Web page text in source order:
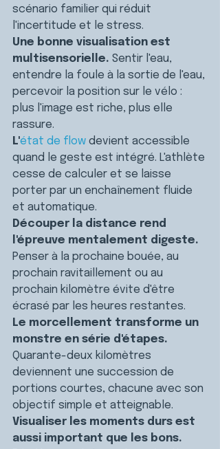
scénario familier qui réduit
l'incertitude et le stress.
Une bonne visualisation est
multisensorielle. Sentir l'eau,
entendre la foule à la sortie de l'eau,
percevoir la position sur le vélo :
plus l'image est riche, plus elle
rassure.
L'état de flow devient accessible
quand le geste est intégré. L'athlète
cesse de calculer et se laisse
porter par un enchaînement fluide
et automatique.
Découper la distance rend
l'épreuve mentalement digeste.
Penser à la prochaine bouée, au
prochain ravitaillement ou au
prochain kilomètre évite d'être
écrasé par les heures restantes.
Le morcellement transforme un
monstre en série d'étapes.
Quarante-deux kilomètres
deviennent une succession de
portions courtes, chacune avec son
objectif simple et atteignable.
Visualiser les moments durs est
aussi important que les bons.